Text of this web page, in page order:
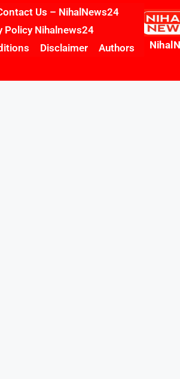
Us – NihalNews24
Policy Nihalnews24
Disclaimer Authors